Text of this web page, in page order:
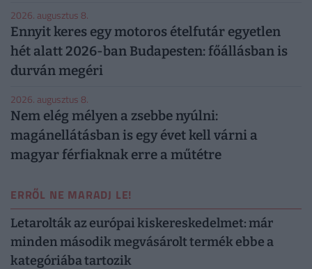
2026. augusztus 8.
Ennyit keres egy motoros ételfutár egyetlen
hét alatt 2026-ban Budapesten: főállásban is
durván megéri
2026. augusztus 8.
Nem elég mélyen a zsebbe nyúlni:
magánellátásban is egy évet kell várni a
magyar férfiaknak erre a műtétre
ERRŐL NE MARADJ LE!
Letarolták az európai kiskereskedelmet: már
minden második megvásárolt termék ebbe a
kategóriába tartozik